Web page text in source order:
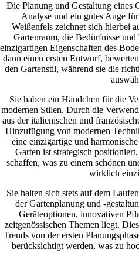
Die Planung und Gestaltung eines
Analyse und ein gutes Auge
Weißenfels zeichnet sich hierbei
Gartenraum, die Bedürfnisse
einzigartigen Eigenschaften des
dann einen ersten Entwurf,
den Gartenstil, während sie die
Sie haben ein Händchen für die
modernen Stilen. Durch die
aus der italienischen und
Hinzufügung von modernen
eine einzigartige und
Garten ist strategisch
schaffen, was zu einem schönen
wirklich
Sie halten sich stets auf dem
der Gartenplanung und -
Geräteoptionen, innovativen
zeitgenössischen Themen liegt.
Trends von der ersten
berücksichtigt werden, was zu